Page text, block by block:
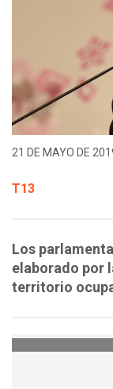
21 DE MAYO DE
T13
Los
elaborado por
territorio